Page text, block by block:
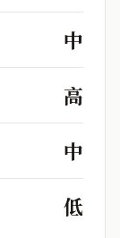
中
高
中
低